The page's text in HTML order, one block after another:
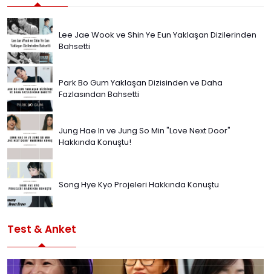
Lee Jae Wook ve Shin Ye Eun Yaklaşan Dizilerinden
Bahsetti
Park Bo Gum Yaklaşan Dizisinden ve Daha
Fazlasından Bahsetti
Jung Hae In ve Jung So Min "Love Next Door"
Hakkında Konuştu!
Song Hye Kyo Projeleri Hakkında Konuştu
Test & Anket